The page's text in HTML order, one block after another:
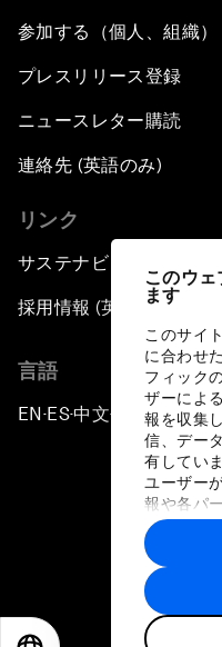
このウ
ます
このサイ
に合わせ
フィック
ザーによ
報を収集
信、デー
有してい
ユーザー
報や各パ
に収集さ
トナーに
す。
参加する（個人、組織）
プレスリリース登録
ニュースレター購読
連絡先 (英語のみ)
リンク
サステナビリティへの取
採用情報 (英語のみ)
言語
EN ▪ES▪中文▪ 日本語
プライバシ